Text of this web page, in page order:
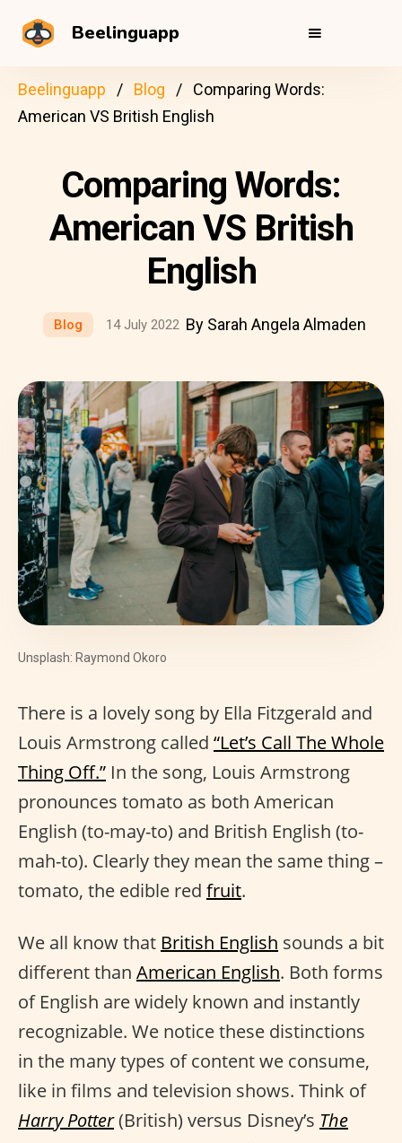
Beelinguapp
Beelinguapp Blog
Comparing Words:
American VS British English
Comparing Words:
American VS British
English
Blog 14 July 2022 By Sarah Angela Almaden
Unsplash: Raymond Okoro
There is a lovely song by Ella Fitzgerald and
Louis Armstrong called “Let’s Call The Whole
Thing Off.” In the song, Louis Armstrong
pronounces tomato as both American
English (to-may-to) and British English (to-
mah-to). Clearly they mean the same thing –
tomato, the edible red fruit.
We all know that British English sounds a bit
different than American English. Both forms
of English are widely known and instantly
recognizable. We notice these distinctions
in the many types of content we consume,
like in films and television shows. Think of
Harry Potter(British) versus Disney’s The